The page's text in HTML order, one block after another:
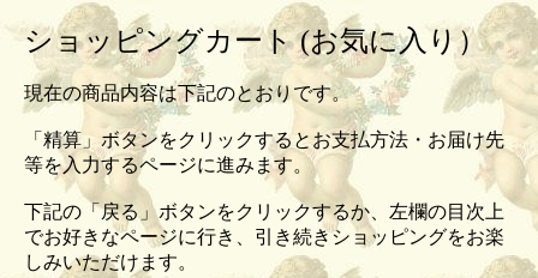
ショッピングカート (お気に入り）
現在の商品内容は下記のとおりです。
「精算」ボタンをクリックするとお支払方法・お届け先
等を入力するページに進みます。
下記の「戻る」ボタンをクリックするか、左欄の目次上
でお好きなページに行き、引き続きショッピングをお楽
しみいただけます。